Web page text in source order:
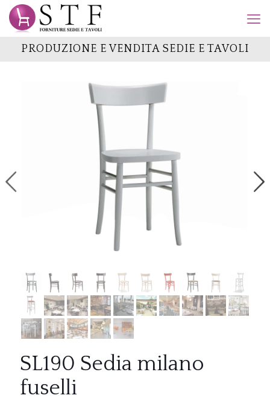
PRODUZIONE E VENDITA SEDIE E TAVOLI
SL190 Sedia milano
fuselli